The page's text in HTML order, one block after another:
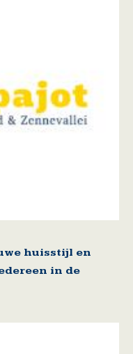
huisstijl en
in de